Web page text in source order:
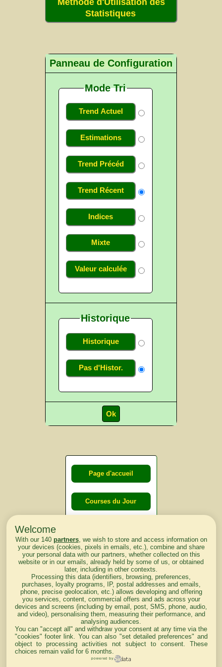
Méthode d'Utilisation des
Statistiques
Panneau de Configuration
Mode Tri
Trend Actuel
Estimations
Trend Précéd
Trend Récent
Indices
Mixte
Valeur calculée
Historique
Historique
Pas d'Histor.
Page d'accueil
Courses du Jour
lendemain
Courses
d'aujourd'hui
Haut de Page
Welcome
With our 140 partners, we wish to store and access information on
your devices (cookies, pixels in emails, etc.), combine and share
your personal data with our partners, whether collected on this
website or in our emails, already held by some of us, or obtained
later, including in other contexts.
Processing this data (identifiers, browsing, preferences,
purchases, loyalty programs, IP, postal addresses and emails,
phone, precise geolocation, etc.) allows developing and offering
you services, content, commercial offers and ads across your
devices and screens (including by email, post, SMS, phone, audio,
and video), personalising them, measuring their performance, and
analysing audiences.
You can "accept all" and withdraw your consent at any time via the
"cookies" footer link . You can also "set detailed preferences" and
object to processing activities not subject to consent. These
choices remain valid for 6 months.
powered by